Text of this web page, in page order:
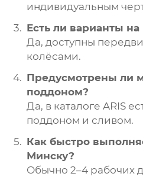
индивидуальным
Есть ли варианты на
Да, доступны
колёсами.
Предусмотрены ли
поддоном?
Да, в каталоге ARIS
поддоном и сливом.
Как быстро
Минску?
Обычно 2–4 рабочих